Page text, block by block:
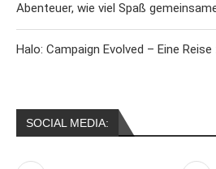
Abenteuer, wie viel Spaß
Halo: Campaign Evolved – Eine
SOCIAL MEDIA: